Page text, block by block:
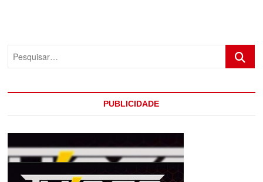
NO
BAIANO
PUBLICIDADE